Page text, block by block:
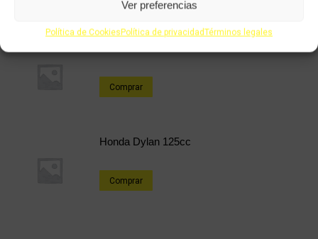
Ver preferencias
Política de CookiesPolítica de privacidadTérminos legales
Comprar
Honda Dylan 125cc
Comprar